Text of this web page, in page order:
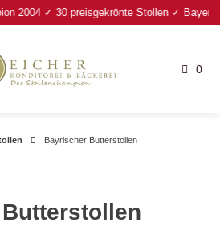
✓ 30 preisgekrönte Stollen ✓
0
Bayrischer Butterstollen